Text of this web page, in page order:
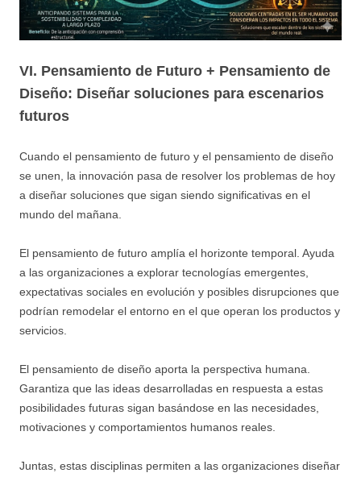
VI. Pensamiento de Futuro + Pensamiento de
Diseño: Diseñar soluciones para escenarios
futuros
Cuando el pensamiento de futuro y el pensamiento de diseño
se unen, la innovación pasa de resolver los problemas de hoy
a diseñar soluciones que sigan siendo significativas en el
mundo del mañana.
El pensamiento de futuro amplía el horizonte temporal. Ayuda
a las organizaciones a explorar tecnologías emergentes,
expectativas sociales en evolución y posibles disrupciones que
podrían remodelar el entorno en el que operan los productos y
servicios.
El pensamiento de diseño aporta la perspectiva humana.
Garantiza que las ideas desarrolladas en respuesta a estas
posibilidades futuras sigan basándose en las necesidades,
motivaciones y comportamientos humanos reales.
Juntas, estas disciplinas permiten a las organizaciones diseñar